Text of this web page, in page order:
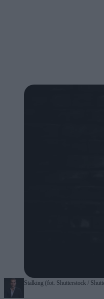
Stalking (fot. Shutterstock /